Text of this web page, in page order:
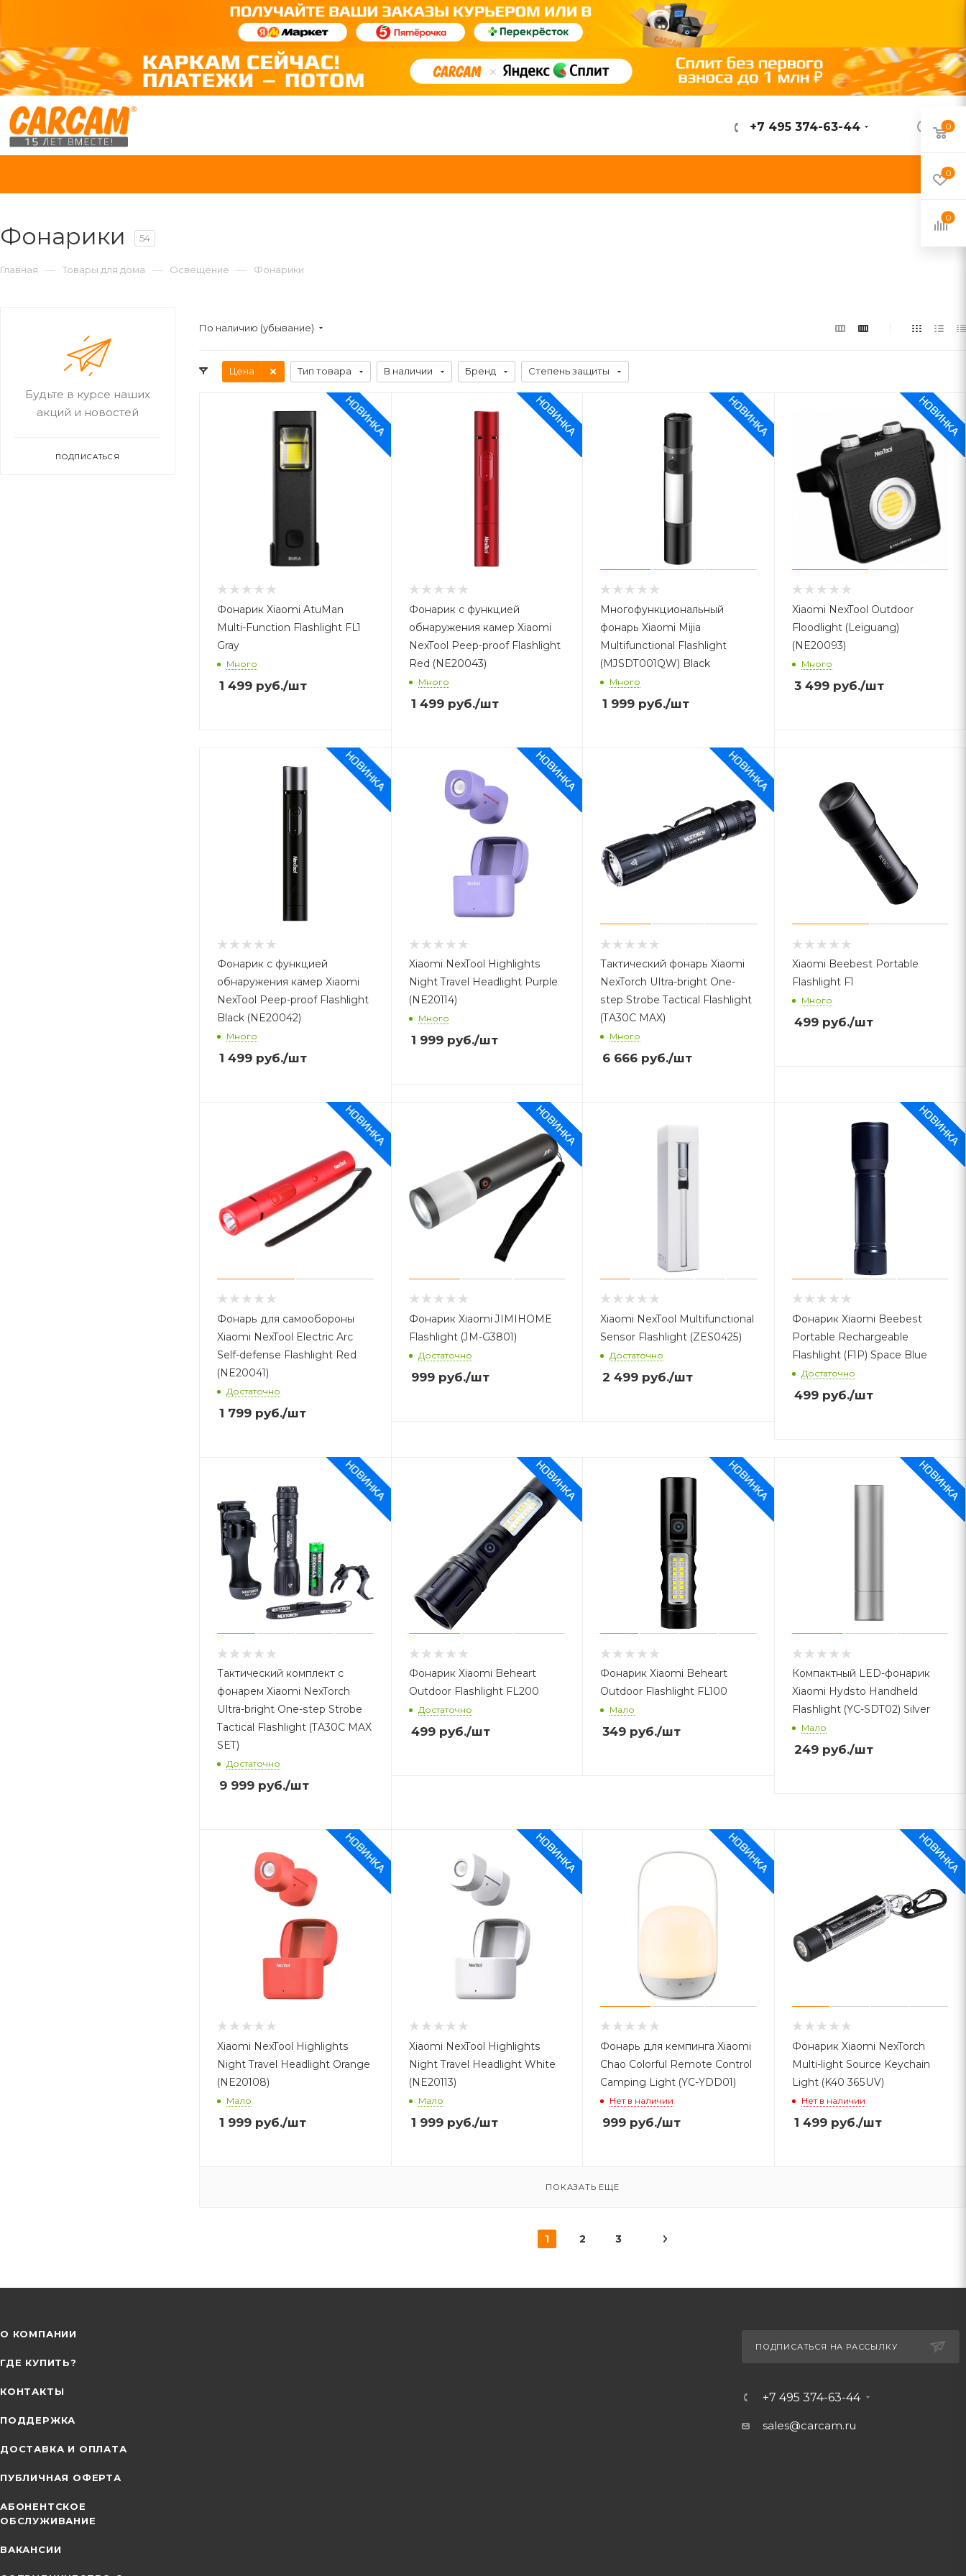
ВОЙТИ
+7 495 374-63-44
Фонарики 54
Главная — Товары для дома — Освещение — Фонарики
По наличию (убывание)
Цена Тип товара В наличии Бренд Степень защиты
Фонарик Xiaomi AtuMan
Multi-Function Flashlight FL1
Gray
Много
1 499 руб./шт
Фонарик с функцией
обнаружения камер Xiaomi
NexTool Peep-proof Flashlight
Red (NE20043)
Много
1 499руб./шт
Многофункциональный
фонарь Xiaomi Mijia
Multifunctional Flashlight
(MJSDT001QW) Black
Много
1 999 руб./шт
Xiaomi NexTool Outdoor
Floodlight (Leiguang)
(NE20093)
Много
3 499руб./шт
Фонарик с функцией
обнаружения камер Xiaomi
NexTool Peep-proof Flashlight
Black (NE20042)
Много
1 499 руб./шт
Xiaomi NexTool Highlights
Night Travel Headlight Purple
(NE20114)
Много
1 999руб./шт
Тактический фонарь Xiaomi
NexTorch Ultra-bright One-
step Strobe Tactical Flashlight
(TA30C MAX)
Много
6 666 руб./шт
Xiaomi Beebest Portable
Flashlight F1
Много
499руб./шт
Фонарь для самообороны
Xiaomi NexTool Electric Arc
Self-defense Flashlight Red
(NE20041)
Достаточно
1 799 руб./шт
Фонарик Xiaomi JIMIHOME
Flashlight (JM-G3801)
Достаточно
999руб./шт
Xiaomi NexTool Multifunctional
Sensor Flashlight (ZES0425)
Достаточно
2 499 руб./шт
Фонарик Xiaomi Beebest
Portable Rechargeable
Flashlight (F1P) Space Blue
Достаточно
499руб./шт
Тактический комплект с
фонарем Xiaomi NexTorch
Ultra-bright One-step Strobe
Tactical Flashlight (TA30C MAX
SET)
Достаточно
9 999 руб./шт
Фонарик Xiaomi Beheart
Outdoor Flashlight FL200
Достаточно
499руб./шт
Фонарик Xiaomi Beheart
Outdoor Flashlight FL100
Мало
349 руб./шт
Компактный LED-фонарик
Xiaomi Hydsto Handheld
Flashlight (YC-SDT02) Silver
Мало
249руб./шт
Xiaomi NexTool Highlights
Night Travel Headlight Orange
(NE20108)
Мало
1 999 руб./шт
Xiaomi NexTool Highlights
Night Travel Headlight White
(NE20113)
Мало
1 999руб./шт
Фонарь для кемпинга Xiaomi
Chao Colorful Remote Control
Camping Light (YC-YDD01)
Нет в наличии
999 руб./шт
Фонарик Xiaomi NexTorch
Multi-light Source Keychain
Light (K40 365UV)
Нет в наличии
1 499руб./шт
ПОКАЗАТЬ ЕЩЕ
1 2 3
Будьте в курсе наших
акций и новостей
ПОДПИСАТЬСЯ
О КОМПАНИИ
ГДЕ КУПИТЬ?
КОНТАКТЫ
ПОДДЕРЖКА
ДОСТАВКА И ОПЛАТА
ПУБЛИЧНАЯ ОФЕРТА
АБОНЕНТСКОЕ
ОБСЛУЖИВАНИЕ
ВАКАНСИИ
ПОДПИСАТЬСЯ НА РАССЫЛКУ
+7 495 374-63-44
sales@carcam.ru
0
0
0